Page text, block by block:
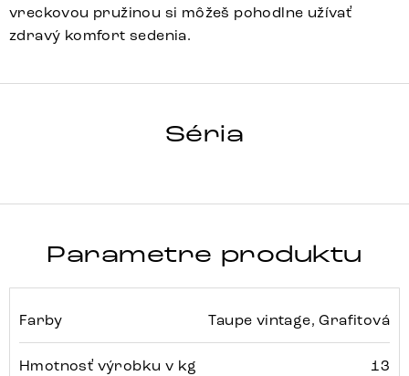
vreckovou pružinou si môžeš pohodlne užívať
zdravý komfort sedenia.
Séria
LELIO-FLEX
Parametre produktu
Farby Taupe vintage, Grafitová
Hmotnosť výrobku v kg 13